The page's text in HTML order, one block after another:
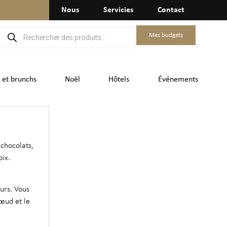
Nous Servicies Contact
Mes budgets
et brunchs Noël Hôtels Événements
Vous
et le